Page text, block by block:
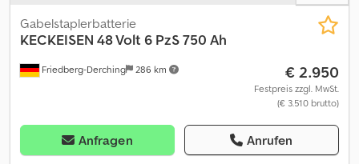
Friedberg-Derching 286 km
Gabelstaplerbatterie
KECKEISEN 48 Volt 6 PzS 750 Ah
€ 2.950
Festpreis zzgl. MwSt.
(€ 3.510 brutto)
Anfragen Anrufen